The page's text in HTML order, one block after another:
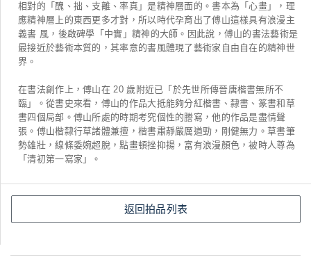
相對的「醜、拙、支離、率真」是精神層面的。書本為「心畫」，理
應精神層上的東西更多才對，所以時代孕育出了傅山這樣具有浪漫主
義書 風，後啟碑學「中實」精神的大師。因此說，傅山的書法藝術是
最接近於藝術本質的，其率意的書風體現了藝術家自由自在的精神世
界。
在書法創作上，傅山在 20 歲附近已「於先世所傳晉唐楷書無所不
臨」。從書史來看，傅山的作品大抵能夠分紅楷書、隸書、篆書和草
書四個局部。傅山所處的時期考究個性的謄寫，他的作品是盡情聲
張。傅山楷隸行草諸體兼擅，楷書肅靜嚴厲遒勁，剛健無力。草書筆
勢雄壯，線條委婉超脫，點畫頓挫抑揚，富有浪漫顏色，被時人尊為
「清初第一寫家」。
返回拍品列表